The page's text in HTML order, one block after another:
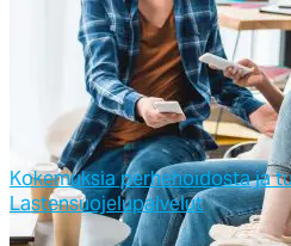
Kokemuksia perhehoidosta ja
Lastensuojelupalvelut